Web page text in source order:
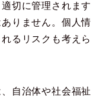
切に管理されます
りません。個人情
るリスクも考えら
自治体や社会福祉